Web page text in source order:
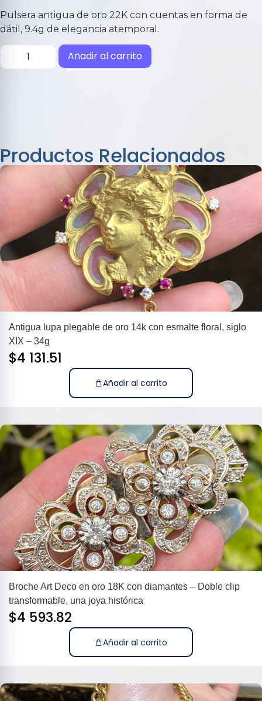
Pulsera antigua de oro 22K con cuentas en forma de
dátil, 9.4g de elegancia atemporal.
Añadir al carrito
Productos Relacionados
Antigua lupa plegable de oro 14k con esmalte floral, siglo
XIX – 34g
$4 131.51
Añadir al carrito
Broche Art Deco en oro 18K con diamantes – Doble clip
transformable, una joya histórica
$4 593.82
Añadir al carrito